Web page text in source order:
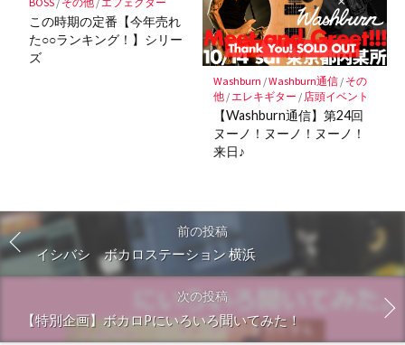
この時期の定番【今年売れ
た○○ランキング！】シリー
ズ
Washburn /Washburn通信/ その
他/エレキギター / 店頭イベント
【Washburn通信】第24回
ヌーノ！ヌーノ！ヌーノ！
来日♪
前の投稿
イシバシ ボカロステーション 横浜
次の投稿
【特別企画】ボカロPにいろいろ聞いてみた！